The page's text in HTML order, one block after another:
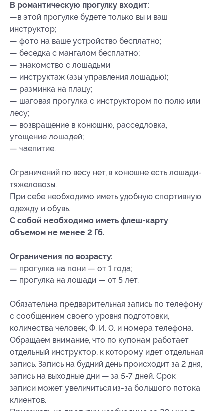
В романтическую прогулку входит:
—в этой прогулке будете только вы и ваш
инструктор;
— фото на ваше устройство бесплатно;
— беседка с мангалом бесплатно;
— знакомство с лошадьми;
— инструктаж (азы управления лошадью);
— разминка на плацу;
— шаговая прогулка с инструктором по полю или
лесу;
— возвращение в конюшню, расседловка,
угощение лошадей;
— чаепитие.
Ограничений по весу нет, в конюшне есть лошади-
тяжеловозы.
При себе необходимо иметь удобную спортивную
одежду и обувь.
С собой необходимо иметь флеш-карту
объемом не менее 2 Гб.
Ограничения по возрасту:
— прогулка на пони — от 1 года;
— прогулка на лошади — от 5 лет.
Обязательна предварительная запись по телефону
с сообщением своего уровня подготовки,
количества человек, Ф. И. О. и номера телефона.
Обращаем внимание, что по купонам работает
отдельный инструктор, к которому идет отдельная
запись. Запись на будний день происходит за 2 дня,
запись на выходные дни — за 5-7 дней. Срок
записи может увеличиться из-за большого потока
клиентов.